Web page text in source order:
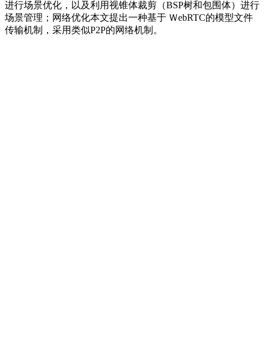
进行场景优化，以及利用视锥体裁剪（BSP树和包围体）进行
场景管理；网络优化本文提出一种基于 ＷebRTC的模型文件
传输机制，采用类似P2P的网络机制。